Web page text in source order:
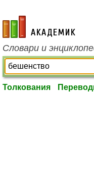
academic.ru
Словари и
Толкования